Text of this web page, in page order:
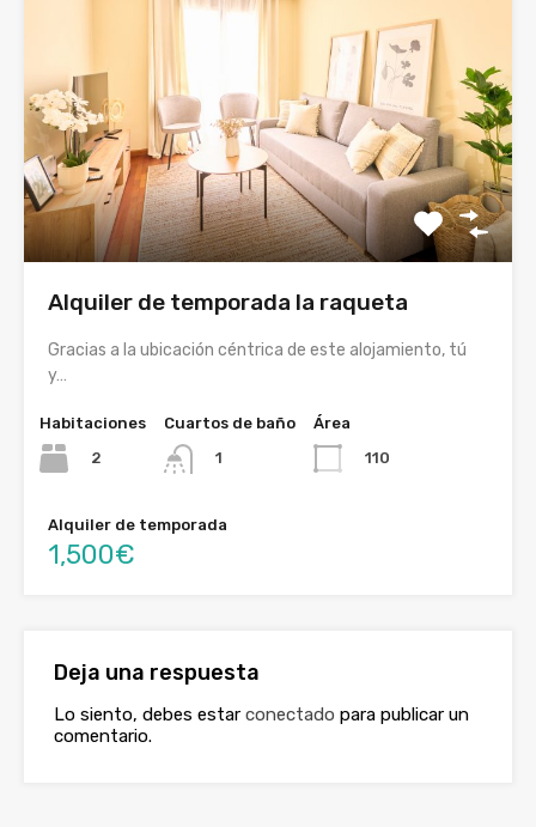
Alquiler de temporada la raqueta
Gracias a la ubicación céntrica de este alojamiento, tú
y…
Habitaciones
2
Cuartos de baño
1
Área
110
Alquiler de temporada
1,500€
Deja una respuesta
Lo siento, debes estar conectado para publicar un
comentario.